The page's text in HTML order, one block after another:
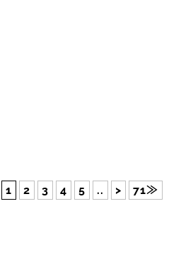
1 2 3 4 5 .. > 71≫